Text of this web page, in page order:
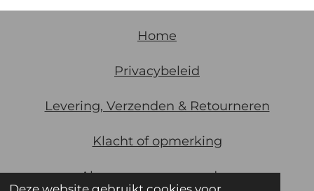
Home
Privacybeleid
Levering, Verzenden & Retourneren
Klacht of opmerking
Algemenevoorwaarden